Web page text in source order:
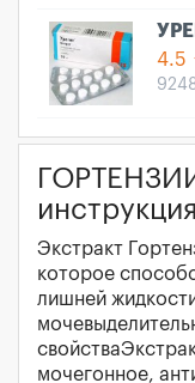
4.5
инструкция
Экстракт
которое
лишней
мочегонное,